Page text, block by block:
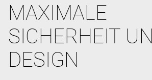
MAXIMALE
SICHERHEIT
DESIGN